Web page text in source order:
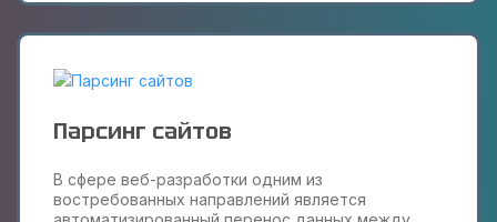
Парсинг сайтов
В сфере веб-разработки одним из
востребованных направлений является